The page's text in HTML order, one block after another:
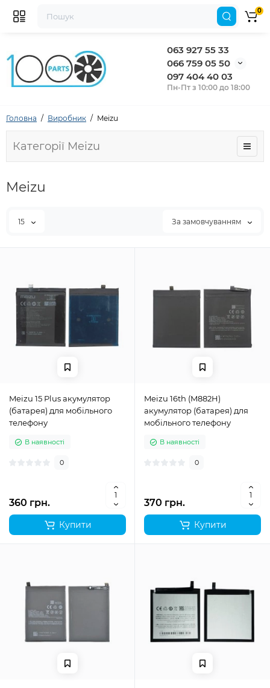
063 927 55 33
066 759 05 50
097 404 40 03
Пн-Пт з 10:00 до 18:00
0
Головна Виробник Meizu
Категорії Meizu
Meizu
15 За замовчуванням
Meizu 15 Plus акумулятор
(батарея) для мобільного
телефону
В наявності
0
360 грн.
Купити
Meizu 16th (M882H)
акумулятор (батарея) для
мобільного телефону
В наявності
0
370 грн.
Купити